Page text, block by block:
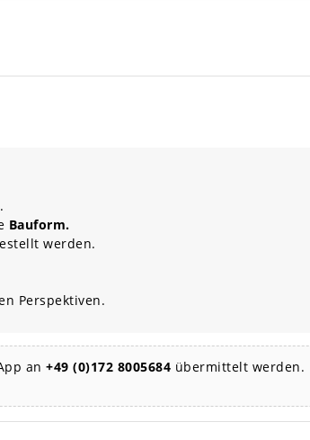
Bauform.
werden.
Perspektiven.
an +49 (0)172 8005684 übermittelt werden.